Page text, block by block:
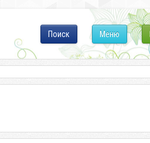
Меню
Поиск